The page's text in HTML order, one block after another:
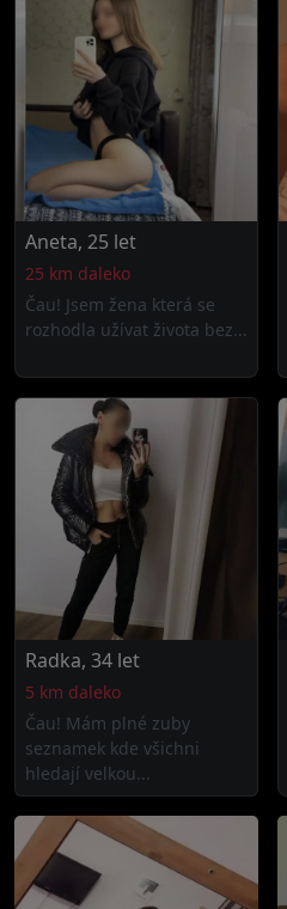
Aneta, 25 let
25 km daleko
Čau! Jsem žena která se
rozhodla užívat života bez...
Radka, 34 let
5 km daleko
Čau! Mám plné zuby
seznamek kde všichni
hledají velkou...